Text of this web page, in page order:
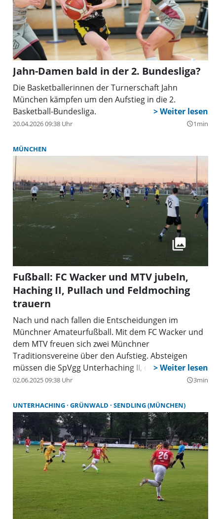
Jahn-Damen bald in der 2. Bundesliga?
Die Basketballerinnen der Turnerschaft Jahn
München kämpfen um den Aufstieg in die 2.
Basketball-Bundesliga.
20.04.2026 09:38 Uhr query_builder1min
MÜNCHEN
Fußball: FC Wacker und MTV jubeln,
Haching II, Pullach und Feldmoching
trauern
Nach und nach fallen die Entscheidungen im
Münchner Amateurfußball. Mit dem FC Wacker und
dem MTV freuen sich zwei Münchner
Traditionsvereine über den Aufstieg. Absteigen
müssen die SpVgg Unterhaching II, der SV Pullach
und die SpVgg Feldmoching.
02.06.2025 09:38 Uhr query_builder3min
UNTERHACHING GRÜNWALD SENDLING (MÜNCHEN)